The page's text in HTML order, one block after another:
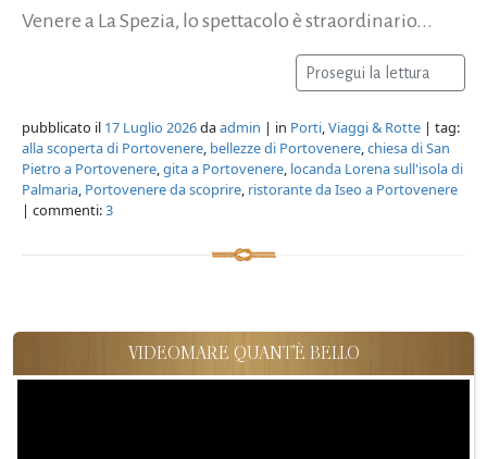
Venere a La Spezia, lo spettacolo è straordinario...
Prosegui la lettura
pubblicato il 17 Luglio 2026daadmin | in Porti,Viaggi & Rotte | tag:
alla scoperta di Portovenere, bellezze di Portovenere,chiesa di San
Pietro a Portovenere,gita a Portovenere, locanda Lorena sull'isola di
Palmaria, Portovenere da scoprire, ristorante da Iseo a Portovenere
| commenti:3
VIDEOMARE QUANT'È BELLO